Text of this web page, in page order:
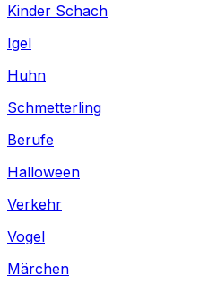
Kinder Schach
Igel
Huhn
Schmetterling
Berufe
Halloween
Verkehr
Vogel
Märchen